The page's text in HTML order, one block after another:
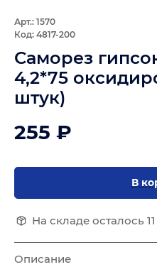
Арт.: 1570
Код: 4817-200
Саморез
4,2*75
штук)
255 ₽
В
На складе осталось
Описание